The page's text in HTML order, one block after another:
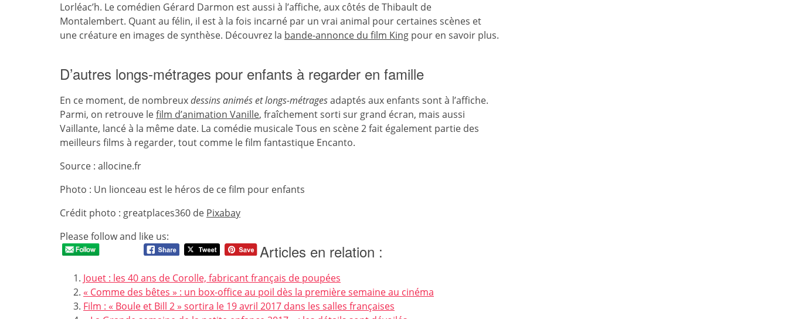
Lorléac’h. Le comédien Gérard Darmon est aussi à l’affiche, aux côtés de Thibault de
Montalembert. Quant au félin, il est à la fois incarné par un vrai animal pour certaines scènes et
une créature en images de synthèse. Découvrez la bande-annonce du film King pour en savoir plus.
D’autres longs-métrages pour enfants à regarder en famille
En ce moment, de nombreuxdessins animés et longs-métragesadaptés aux enfants sont à l’affiche.
Parmi, on retrouve lefilm d’animation Vanille, fraîchement sorti sur grand écran, mais aussi
Vaillante, lancé à la même date. La comédie musicale Tous en scène 2 fait également partie des
meilleurs films à regarder, tout comme le film fantastique Encanto.
Source : allocine.fr
Photo : Un lionceau est le héros de ce film pour enfants
Crédit photo : greatplaces360 de Pixabay
Please follow and like us:
Articles en relation :
Jouet : les 40 ans de Corolle, fabricant français de poupées
« Comme des bêtes » : un box-office au poil dès la première semaine au cinéma
Film : « Boule et Bill 2 » sortira le 19 avril 2017 dans les salles françaises